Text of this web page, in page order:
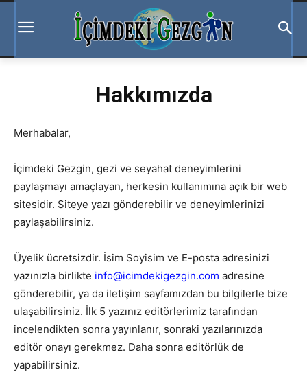
Hakkımızda
Merhabalar,
İçimdeki Gezgin, gezi ve seyahat deneyimlerini
paylaşmayı amaçlayan, herkesin kullanımına açık bir web
sitesidir. Siteye yazı gönderebilir ve deneyimlerinizi
paylaşabilirsiniz.
Üyelik ücretsizdir. İsim Soyisim ve E-posta adresinizi
yazınızla birlikte info@icimdekigezgin.com adresine
gönderebilir, ya da iletişim sayfamızdan bu bilgilerle bize
ulaşabilirsiniz. İlk 5 yazınız editörlerimiz tarafından
incelendikten sonra yayınlanır, sonraki yazılarınızda
editör onayı gerekmez. Daha sonra editörlük de
yapabilirsiniz.